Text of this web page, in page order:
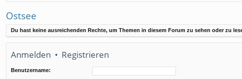
Ostsee
Du hast keine ausreichenden Rechte, um Themen in diesem Forum zu sehen oder zu
Anmelden • Registrieren
Benutzername: